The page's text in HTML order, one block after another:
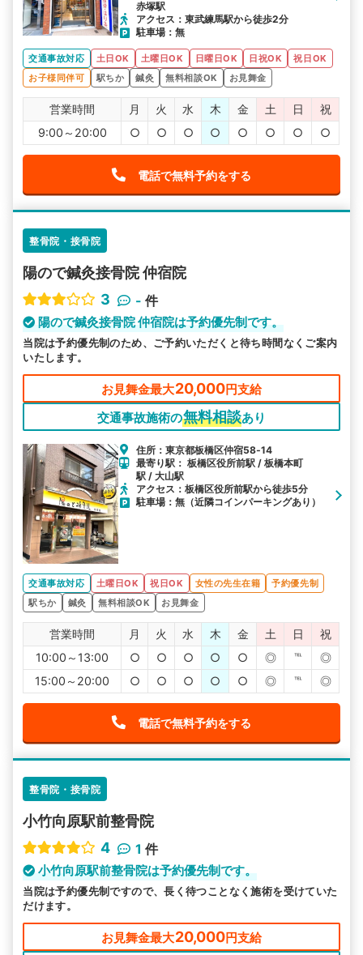
赤塚駅
アクセス：東武練馬駅から徒歩2分
駐車場：無
交通事故対応 土日OK 土曜日OK 日曜日OK 日祝OK
祝日OK
お子様同伴可
駅ちか 鍼灸 無料相談OK お見舞金
営業時間 月 火 水 木 金 土 日
祝
9:00～20:00
○ ○ ○ ○ ○ ○ ○ ○
電話で無料予約をする
整骨院・接骨院
陽ので鍼灸接骨院 仲宿院
3
- 件
陽ので鍼灸接骨院 仲宿院は予約優先制です。
当院は予約優先制のため、ご予約いただくと待ち時間なくご案内
いたします。
お見舞金最大20,000円支給
交通事故施術の無料相談あり
住所：東京都板橋区仲宿58‐14
最寄り駅： 板橋区役所前駅 / 板橋本町
駅 / 大山駅
アクセス：板橋区役所前駅から徒歩5分
駐車場：無（近隣コインパーキングあり）
交通事故対応 土曜日OK 祝日OK 女性の先生在籍
予約優先制
駅ちか
鍼灸 無料相談OK お見舞金
営業時間 月 火 水 木 金 土 日
祝
10:00～13:00
○ ○ ○ ○ ○ ◎ ℡
◎
15:00～20:00
○ ○ ○ ○ ○ ◎ ℡ ◎
電話で無料予約をする
整骨院・接骨院
小竹向原駅前整骨院
4
1 件
小竹向原駅前整骨院は予約優先制です。
当院は予約優先制ですので、長く待つことなく施術を受けていた
だけます。
お見舞金最大20,000円支給